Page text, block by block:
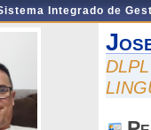
Integrado de